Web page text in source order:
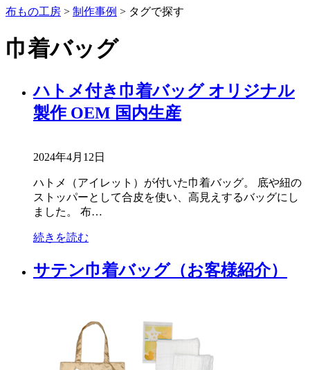
布もの工房 > 制作事例 > タグで探す
巾着バッグ
ハトメ付き巾着バッグ オリジナル
製作 OEM 国内生産
2024年4月12日
ハトメ（アイレット）が付いた巾着バッグ。 底や紐の
ストッパーとして合皮を使い、高見えするバッグにし
ました。 布…
続きを読む
サテン巾着バッグ（お客様紹介）